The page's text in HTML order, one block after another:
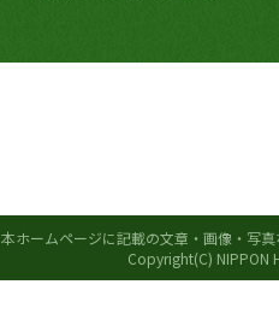
本ホームページに記載の文章・画像・写
Copyright(C) NIPPON